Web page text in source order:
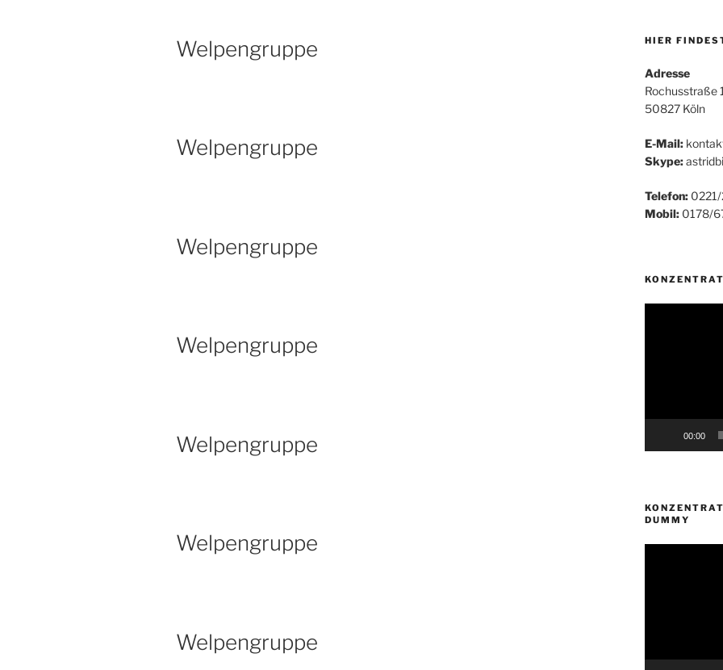
Welpengruppe
Welpengruppe
Welpengruppe
Welpengruppe
Welpengruppe
Welpengruppe
Welpengruppe
HIER
Adresse
Rochusstraße
50827 Köln
E-Mail:
Skype:
Telefon:0221/
Mobil:0178/
00:00
DUMMY